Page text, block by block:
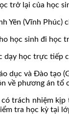
trở lại của học
Yên (Vĩnh
học sinh đi học
học trực tiếp
dục và Đào tạo
về phương án
trách nhiệm
tra học kỳ tại